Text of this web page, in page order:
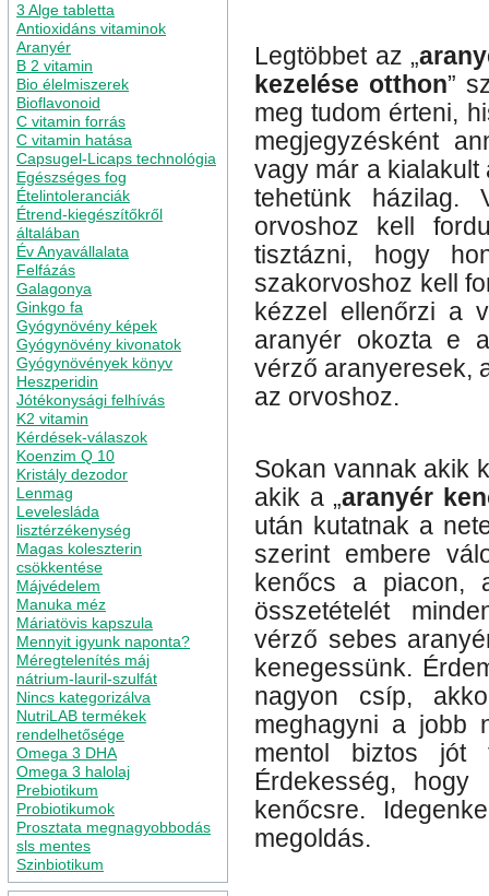
3 Alge tabletta
Antioxidáns vitaminok
Aranyér
B 2 vitamin
Bio élelmiszerek
Bioflavonoid
C vitamin forrás
C vitamin hatása
Capsugel-Licaps technológia
Egészséges fog
Ételintoleranciák
Étrend-kiegészítőkről
általában
Év Anyavállalata
Felfázás
Galagonya
Ginkgo fa
Gyógynövény képek
Gyógynövény kivonatok
Gyógynövények könyv
Heszperidin
Jótékonysági felhívás
K2 vitamin
Kérdések-válaszok
Koenzim Q 10
Kristály dezodor
Lenmag
Levelesláda
lisztérzékenység
Magas koleszterin
csökkentése
Májvédelem
Manuka méz
Máriatövis kapszula
Mennyit igyunk naponta?
Méregtelenítés máj
nátrium-lauril-szulfát
Nincs kategorizálva
NutriLAB termékek
rendelhetősége
Omega 3 DHA
Omega 3 halolaj
Prebiotikum
Probiotikumok
Prosztata megnagyobbodás
sls mentes
Szinbiotikum
Legtöbbet az „
kezelése otthon”
meg tudom érteni,
megjegyzésként
vagy már a
tehetünk házilag.
orvoshoz kell
tisztázni, hogy
szakorvoshoz kell
kézzel ellenőrzi a
aranyér okozta e
vérző aranyeresek,
az orvoshoz.
Sokan vannak akik
akik a „aranyér
után kutatnak a
szerint embere
kenőcs a piacon,
összetételét
vérző sebes
kenegessünk.
nagyon csíp,
meghagyni a jobb
mentol biztos jót
Érdekesség,
kenőcsre.
megoldás.